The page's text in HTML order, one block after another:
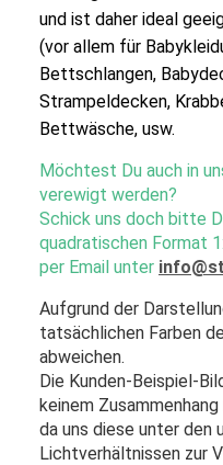
und ist daher ideal
(vor allem für
Bettschlangen,
Strampeldecken,
Bettwäsche, usw.
Möchtest Du auch in
verewigt werden?
Schick uns doch bitte
quadratischen Format
per Email unter
Aufgrund der
tatsächlichen Farben
abweichen.
Die Kunden-Beispiel-
keinem
da uns diese unter den
Lichtverhältnissen zur